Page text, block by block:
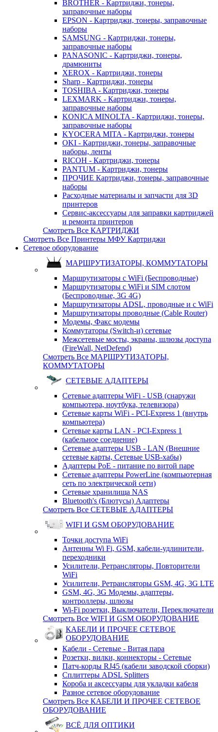
BROTHER - Картриджи, тонеры,
заправочные наборы
EPSON - Картриджи, тонеры, заправочные
наборы
SAMSUNG - Картриджи, тонеры,
заправочные наборы
PANASONIC - Картриджи, тонеры,
драмюниты
XEROX - Картриджи, тонеры
Sharp - Картриджи, тонеры
TOSHIBA - Картриджи, тонеры
LEXMARK - Картриджи, тонеры,
заправочные наборы
KONICA MINOLTA - Картриджи, тонеры,
заправочные наборы
KYOCERA MITA - Картриджи, тонеры
OKI - Картриджи, тонеры, заправочные
наборы, ленты
RICOH - Картриджи, тонеры
PANTUM - Картриджи, тонеры
ПРОЧИЕ Картриджи, тонеры, заправочные
наборы
Расходные материалы и запчасти для 3D
принтеров
Сервис-аксессуары для заправки картриджей
и ремонта принтеров
Смотреть Все КАРТРИДЖИ
Смотреть Все Принтеры МФУ Картриджи
Сетевое оборудование
МАРШРУТИЗАТОРЫ, КОММУТАТОРЫ
Маршрутизаторы с WiFi (Беспроводные)
Маршрутизаторы с WiFi и SIM слотом
(Беспроводные, 3G 4G)
Маршрутизаторы ADSL, проводные и с WiFi
Маршрутизаторы проводные (Cable Router)
Модемы, Факс модемы
Коммутаторы (Switch-и) сетевые
Межсетевые мосты, экраны, шлюзы доступа
(FireWall, NetDefend)
Смотреть Все МАРШРУТИЗАТОРЫ,
КОММУТАТОРЫ
СЕТЕВЫЕ АДАПТЕРЫ
Сетевые адаптеры WiFi - USB (снаружи
компьютера, ноутбука, телевизора)
Сетевые карты WiFi - PCI-Express 1 (внутрь
компьютера)
Сетевые карты LAN - PCI-Express 1
(кабельное соедиение)
Сетевые адаптеры USB - LAN (Внешние
сетевые карты, Сетевые USB-хабы)
Адаптеры PoE - питание по витой паре
Сетевые адаптеры PowerLine (компьютерная
сеть по электрической сети)
Сетевые хранилища NAS
Bluetooth's (Блютусы) Адаптеры
Смотреть Все СЕТЕВЫЕ АДАПТЕРЫ
WIFI И GSM ОБОРУДОВАНИЕ
Точки доступа WiFi
Антенны Wi Fi, GSM, кабели-удлинители,
переходники
Усилители, Ретрансляторы, Повторители
WiFi
Усилители, Ретрансляторы GSM, 4G, 3G LTE
GSM, 4G, 3G Модемы, адаптеры,
контроллеры, шлюзы
Wi-Fi розетки, Выключатели, Переключатели
Смотреть Все WIFI И GSM ОБОРУДОВАНИЕ
КАБЕЛИ И ПРОЧЕЕ СЕТЕВОЕ
ОБОРУДОВАНИЕ
Кабели - Сетевые - Витая пара
Розетки, вилки, коннекторы - Сетевые
Патч-корды RJ45 (кабели заводской сборки)
Сплиттеры ADSL Splitters
Короба и аксессуары для укладки кабеля
Разное сетевое оборудование
Смотреть Все КАБЕЛИ И ПРОЧЕЕ СЕТЕВОЕ
ОБОРУДОВАНИЕ
ВСЁ ДЛЯ ОПТИКИ